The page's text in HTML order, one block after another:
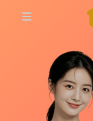
同城按摩
登录